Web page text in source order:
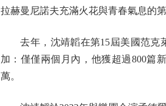
拉赫曼尼諾夫充滿火花與青春氣息的第
去年，沈靖韜在第15屆美國范克萊
加：僅僅兩個月內，他獲超過800篇
萬。